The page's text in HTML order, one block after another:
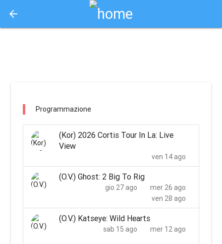
arrow_back
Programmazione
(Kor) 2026 Cortis Tour In La: Live
View
ven 14 ago
(O.V.) Ghost: 2 Big To Rig
mer 26 ago
gio 27 ago
ven 28 ago
(O.V.) Katseye: Wild Hearts
mer 12 ago
sab 15 ago